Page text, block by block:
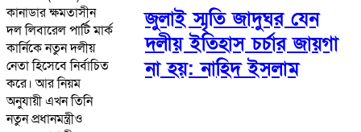
কানাডার ক্ষমতাসীন
দল লিবারেল পার্টি মার্ক
কার্নিকে নতুন দলীয়
নেতা হিসেবে নির্বাচিত
করে। আর নিয়ম
অনুযায়ী এখন তিনি
নতুন প্রধানমন্ত্রীও
জুলাই স্মৃতি জাদুঘর যেন
দলীয় ইতিহাস চর্চার জায়গা
না হয়: নাহিদ ইসলাম